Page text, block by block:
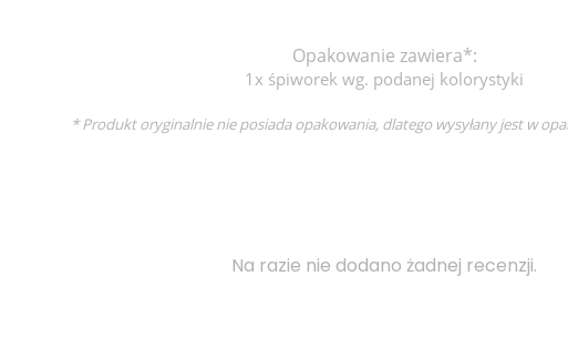
Opakowanie zawiera*:
1x śpiworek wg. podanej kolorystyki
* Produkt oryginalnie nie posiada opakowania, dlatego wysyłany jest w
Na razie nie dodano żadnej recenzji.